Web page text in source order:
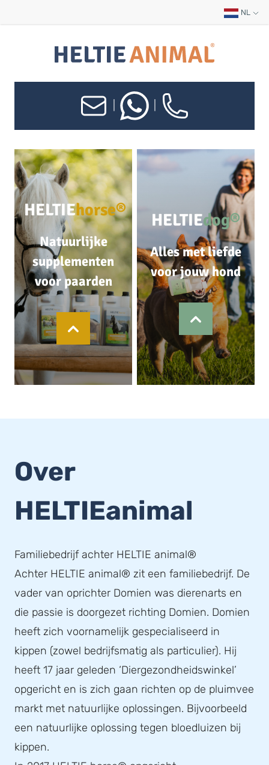
NL
HELTIEhorse®
Natuurlijke
supplementen
voor paarden
HELTIEdog®
Alles met liefde
voor jouw hond
Over
HELTIEanimal
Familiebedrijf achter HELTIE animal®
Achter HELTIE animal® zit een familiebedrijf. De
vader van oprichter Domien was dierenarts en
die passie is doorgezet richting Domien. Domien
heeft zich voornamelijk gespecialiseerd in
kippen (zowel bedrijfsmatig als particulier). Hij
heeft 17 jaar geleden ‘Diergezondheidswinkel’
opgericht en is zich gaan richten op de pluimvee
markt met natuurlijke oplossingen. Bijvoorbeeld
een natuurlijke oplossing tegen bloedluizen bij
kippen.